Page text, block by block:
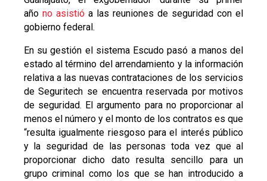
año no asistióa las reuniones de seguridad con el
gobierno federal.
En su gestión el sistema Escudo pasó a manos del
estado al término del arrendamiento y la información
relativa a las nuevas contrataciones de los servicios
de Seguritech se encuentra reservada por motivos
de seguridad. El argumento para no proporcionar al
menos el número y el monto de los contratos es que
“resulta igualmente riesgoso para el interés público
y la seguridad de las personas toda vez que al
proporcionar dicho dato resulta sencillo para un
grupo criminal como los que se han introducido a